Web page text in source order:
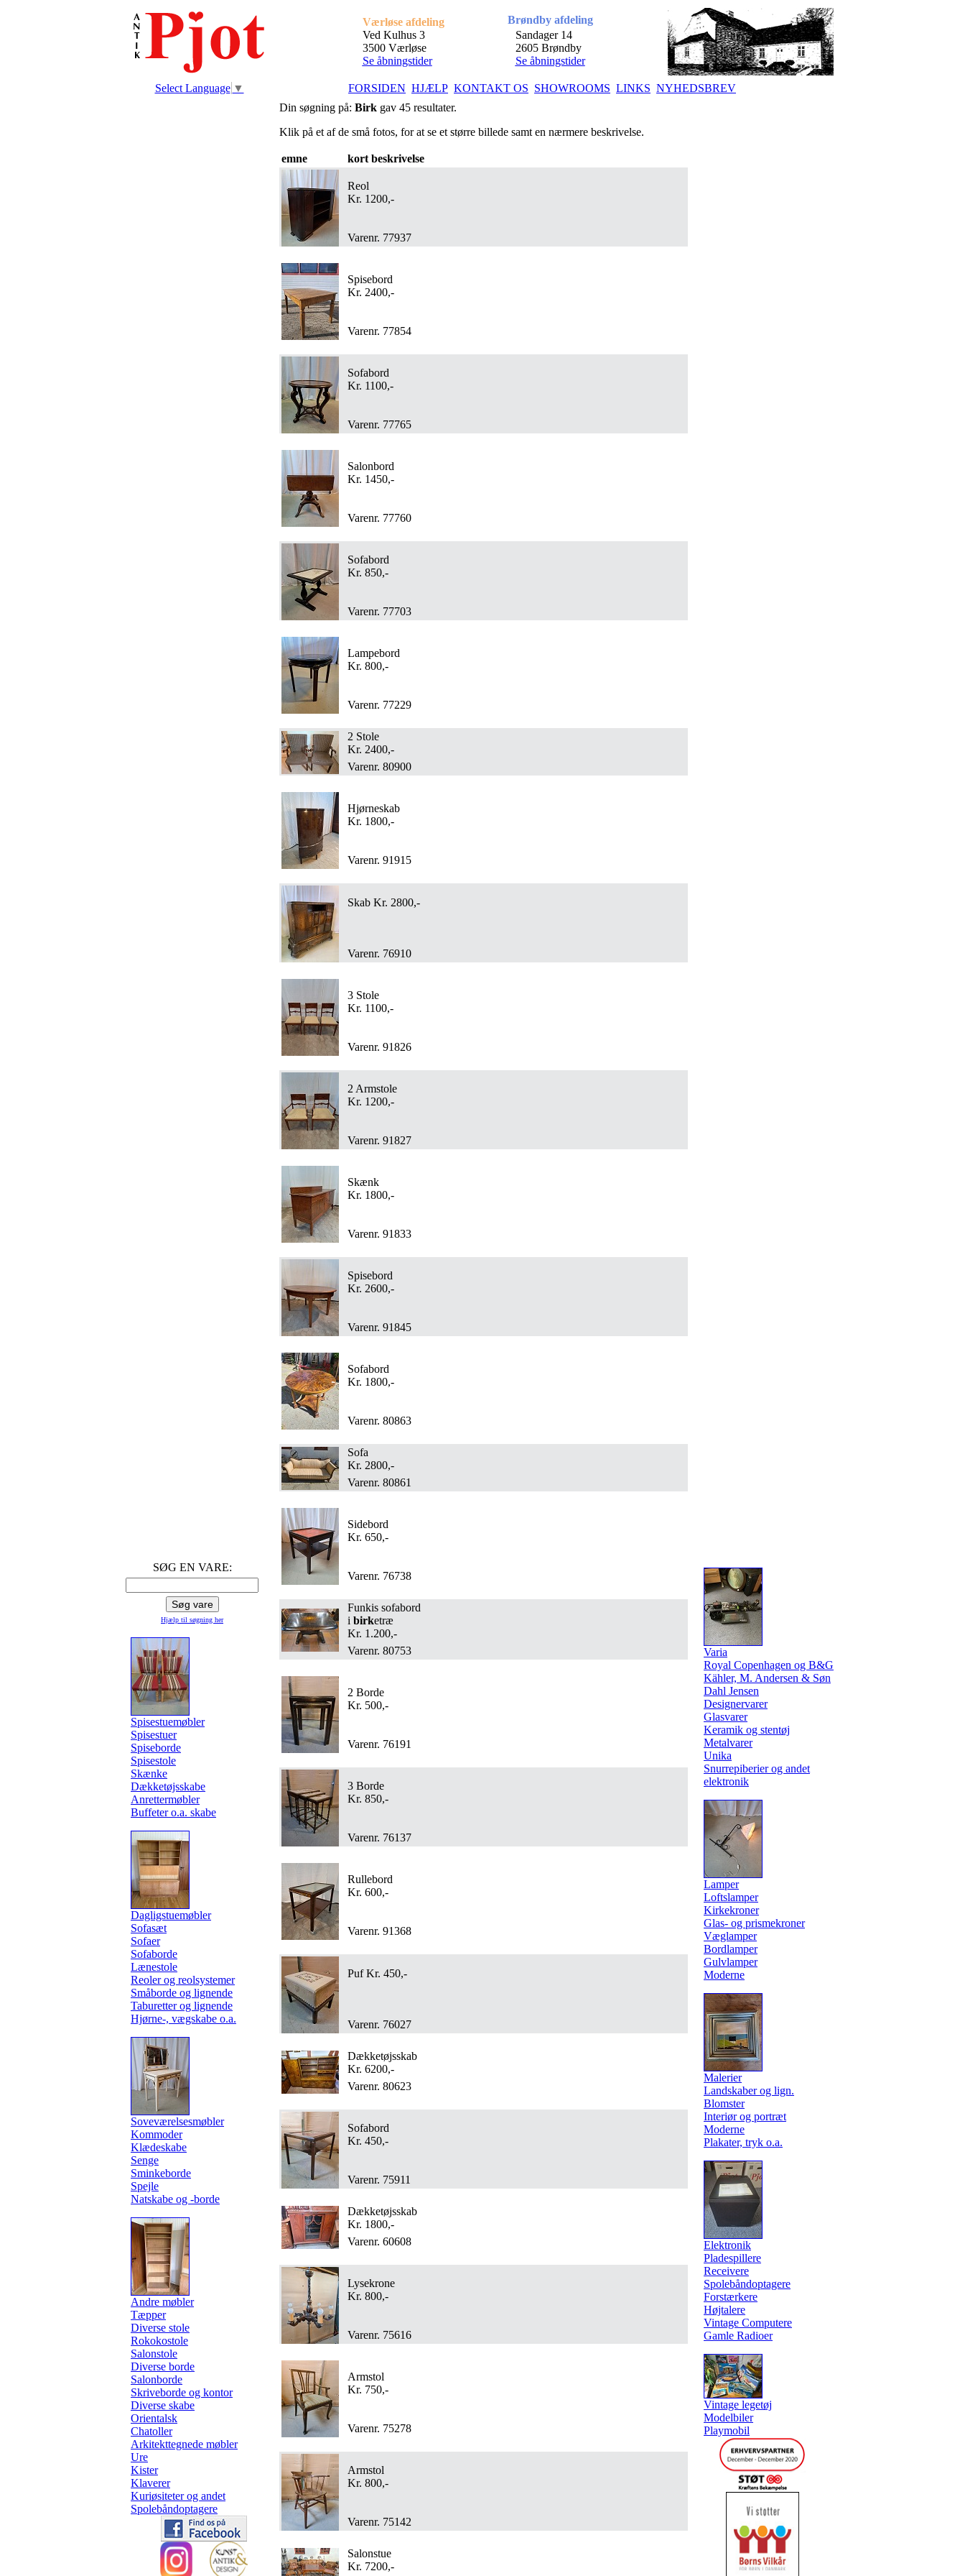
Værløse afdeling
Ved Kulhus 3
3500 Værløse
Se åbningstider
Brøndby afdeling
Sandager 14
2605 Brøndby
Se åbningstider
Select Language ▼ FORSIDEN HJÆLP KONTAKT OS SHOWROOMS LINKS NYHEDSBREV
SØG EN VARE:
Hjælp til søgning her
Spisestuemøbler
Spisestuer
Spiseborde
Spisestole
Skænke
Dækketøjsskabe
Anrettermøbler
Buffeter o.a. skabe
Dagligstuemøbler
Sofasæt
Sofaer
Sofaborde
Lænestole
Reoler og reolsystemer
Småborde og lignende
Taburetter og lignende
Hjørne-, vægskabe o.a.
Soveværelsesmøbler
Kommoder
Klædeskabe
Senge
Sminkeborde
Spejle
Natskabe og -borde
Andre møbler
Tæpper
Diverse stole
Rokokostole
Salonstole
Diverse borde
Salonborde
Skriveborde og kontor
Diverse skabe
Orientalsk
Chatoller
Arkitekttegnede møbler
Ure
Kister
Klaverer
Kuriøsiteter og andet
Spolebåndoptagere
Din søgning på: Birk gav 45 resultater.
Klik på et af de små fotos, for at se et større billede samt en nærmere beskrivelse.
emne kort beskrivelse
Reol
Kr. 1200,-
Varenr. 77937
Spisebord
Kr. 2400,-
Varenr. 77854
Sofabord
Kr. 1100,-
Varenr. 77765
Salonbord
Kr. 1450,-
Varenr. 77760
Sofabord
Kr. 850,-
Varenr. 77703
Lampebord
Kr. 800,-
Varenr. 77229
2 Stole
Kr. 2400,-
Varenr. 80900
Hjørneskab
Kr. 1800,-
Varenr. 91915
Skab Kr. 2800,-
Varenr. 76910
3 Stole
Kr. 1100,-
Varenr. 91826
2 Armstole
Kr. 1200,-
Varenr. 91827
Skænk
Kr. 1800,-
Varenr. 91833
Spisebord
Kr. 2600,-
Varenr. 91845
Sofabord
Kr. 1800,-
Varenr. 80863
Sofa
Kr. 2800,-
Varenr. 80861
Sidebord
Kr. 650,-
Varenr. 76738
Funkis sofabord
i birketræ
Kr. 1.200,-
Varenr. 80753
2 Borde
Kr. 500,-
Varenr. 76191
3 Borde
Kr. 850,-
Varenr. 76137
Rullebord
Kr. 600,-
Varenr. 91368
Puf Kr. 450,-
Varenr. 76027
Dækketøjsskab
Kr. 6200,-
Varenr. 80623
Sofabord
Kr. 450,-
Varenr. 75911
Dækketøjsskab
Kr. 1800,-
Varenr. 60608
Lysekrone
Kr. 800,-
Varenr. 75616
Armstol
Kr. 750,-
Varenr. 75278
Armstol
Kr. 800,-
Varenr. 75142
Salonstue
Kr. 7200,-
Varia
Royal Copenhagen og B&G
Kähler, M. Andersen & Søn
Dahl Jensen
Designervarer
Glasvarer
Keramik og stentøj
Metalvarer
Unika
Snurrepiberier og andet
elektronik
Lamper
Loftslamper
Kirkekroner
Glas- og prismekroner
Væglamper
Bordlamper
Gulvlamper
Moderne
Malerier
Landskaber og lign.
Blomster
Interiør og portræt
Moderne
Plakater, tryk o.a.
Elektronik
Pladespillere
Receivere
Spolebåndoptagere
Forstærkere
Højtalere
Vintage Computere
Gamle Radioer
Vintage legetøj
Modelbiler
Playmobil